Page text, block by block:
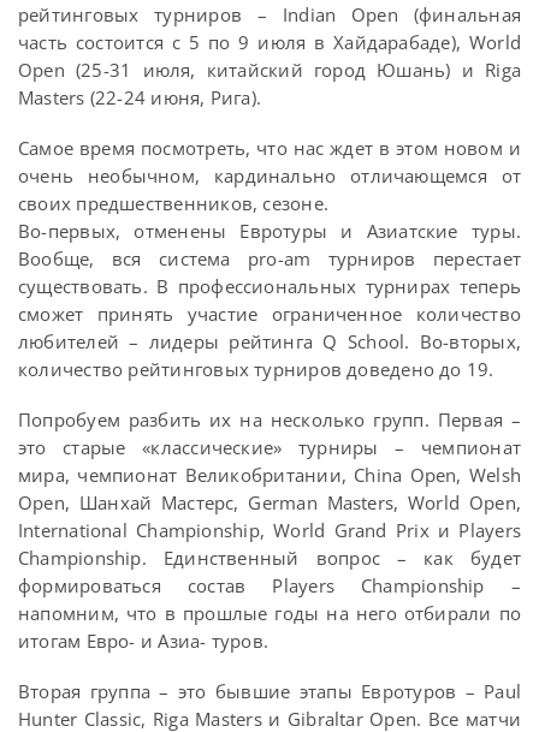
рейтинговых турниров – Indian Open (финальная
часть состоится с 5 по 9 июля в Хайдарабаде), World
Open (25-31 июля, китайский город Юшань) и Riga
Masters (22-24 июня, Рига).
Самое время посмотреть, что нас ждет в этом новом и
очень необычном, кардинально отличающемся от
своих предшественников, сезоне.
Во-первых, отменены Евротуры и Азиатские туры.
Вообще, вся система pro-am турниров перестает
существовать. В профессиональных турнирах теперь
сможет принять участие ограниченное количество
любителей – лидеры рейтинга Q School. Во-вторых,
количество рейтинговых турниров доведено до 19.
Попробуем разбить их на несколько групп. Первая –
это старые «классические» турниры – чемпионат
мира, чемпионат Великобритании, China Open, Welsh
Open, Шанхай Мастерс, German Masters, World Open,
International Championship, World Grand Prix и Players
Championship. Единственный вопрос – как будет
формироваться состав Players Championship –
напомним, что в прошлые годы на него отбирали по
итогам Евро- и Азиа- туров.
Вторая группа – это бывшие этапы Евротуров – Paul
Hunter Classic, Riga Masters и Gibraltar Open. Все матчи